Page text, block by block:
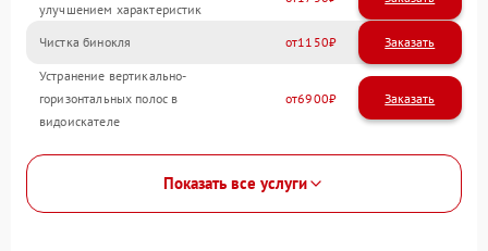
улучшением характеристик
Чистка бинокля 1150
Устранение вертикально-
горизонтальных полос в
видоискателе
6900
Показать все услуги